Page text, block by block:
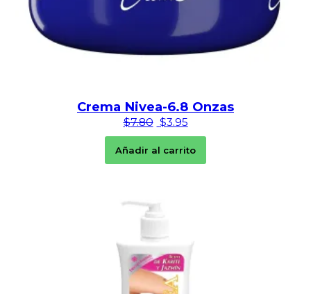
Crema Nivea-6.8 Onzas
$7.80 El precio original era: $7.80.
$3.95El precio actual es:
Añadir al carrito